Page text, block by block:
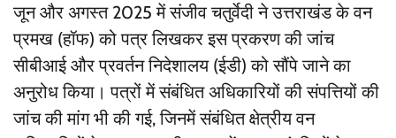
जून और अगस्त 2025 में संजीव चतुर्वेदी ने उत्तराखंड के वन
प्रमख (हॉफ) को पत्र लिखकर इस प्रकरण की जांच
सीबीआई और प्रवर्तन निदेशालय (ईडी) को सौंपे जाने का
अनुरोध किया। पत्रों में संबंधित अधिकारियों की संपत्तियों की
जांच की मांग भी की गई, जिनमें संबंधित क्षेत्रीय वन